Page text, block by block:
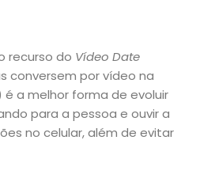
recurso do Vídeo Date
conversem por vídeo na
a melhor forma de evoluir
para a pessoa e ouvir a
no celular, além de evitar